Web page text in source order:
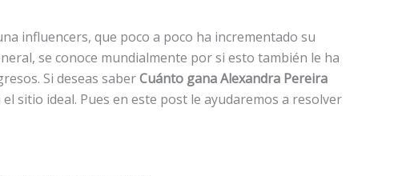
influencers, que poco a poco ha incrementado su
se conoce mundialmente por si esto también le ha
Si deseas saberCuánto gana Alexandra Pereira
el sitio ideal. Pues en este post le ayudaremos a resolver